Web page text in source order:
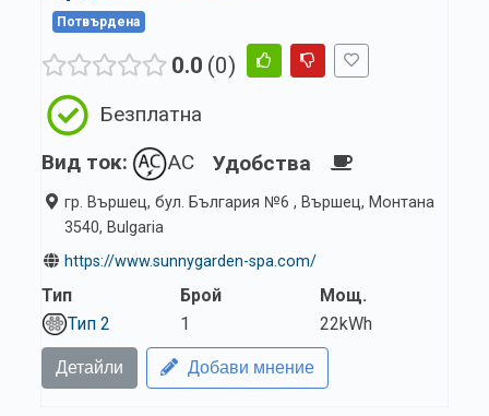
Потвърдена
0.0 0
Безплатна
Вид ток:
AC Удобства
гр. Вършец, бул. България №6 , Вършец, Монтана
3540, Bulgaria
https://www.sunnygarden-spa.com/
Тип
Тип 2
Брой
1
Мощ.
22kWh
Детайли Добави мнение